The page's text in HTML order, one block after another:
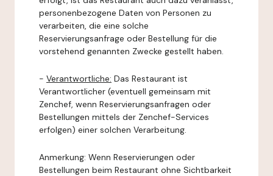
personenbezogene Daten von Personen zu
verarbeiten, die eine solche
Reservierungsanfrage oder Bestellung für die
vorstehend genannten Zwecke gestellt haben.
- Verantwortliche: Das Restaurant ist
Verantwortlicher (eventuell gemeinsam mit
Zenchef, wenn Reservierungsanfragen oder
Bestellungen mittels der Zenchef-Services
erfolgen) einer solchen Verarbeitung.
Anmerkung: Wenn Reservierungen oder
Bestellungen beim Restaurant ohne Sichtbarkeit